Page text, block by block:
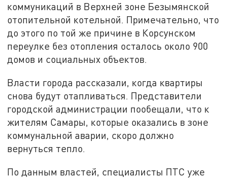
коммуникаций в Верхней зоне Безымянской
отопительной котельной. Примечательно, что
до этого по той же причине в Корсунском
переулке без отопления осталось около 900
домов и социальных объектов.
Власти города рассказали, когда квартиры
снова будут отапливаться. Представители
городской администрации пообещали, что к
жителям Самары, которые оказались в зоне
коммунальной аварии, скоро должно
вернуться тепло.
По данным властей, специалисты ПТС уже